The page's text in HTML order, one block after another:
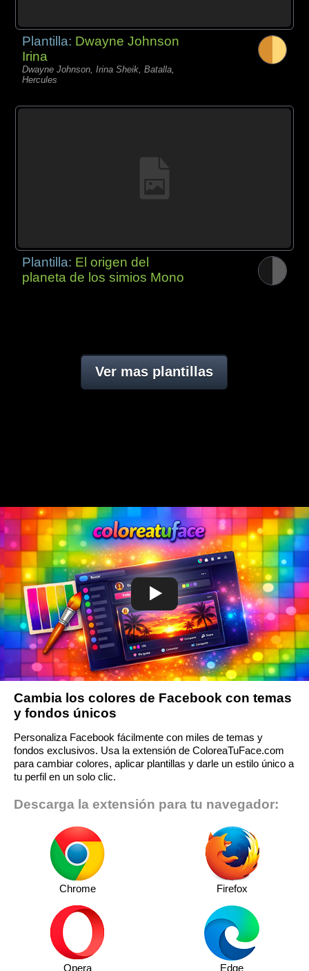
Plantilla: Dwayne Johnson
Irina
Dwayne Johnson, Irina Sheik, Batalla,
Hercules
Plantilla: El origen del
planeta de los simios Mono
Ver mas plantillas
Cambia los colores de Facebook con temas
y fondos únicos
Personaliza Facebook fácilmente con miles de temas y
fondos exclusivos. Usa la extensión de ColoreaTuFace.com
para cambiar colores, aplicar plantillas y darle un estilo único a
tu perfil en un solo clic.
Descarga la extensión para tu navegador:
Chrome Firefox
Opera Edge